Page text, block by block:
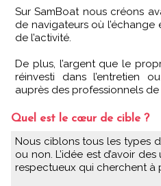
Sur SamBoat nous créons
de navigateurs où
de l’activité.
De plus, l’argent que le
réinvesti dans l’entretien
auprès des professionnels de
Quel est le cœur de cible ?
Nous ciblons tous les types de navigateurs propriétaires
ou non. L’idée est d’avoir
respectueux qui cherchent à